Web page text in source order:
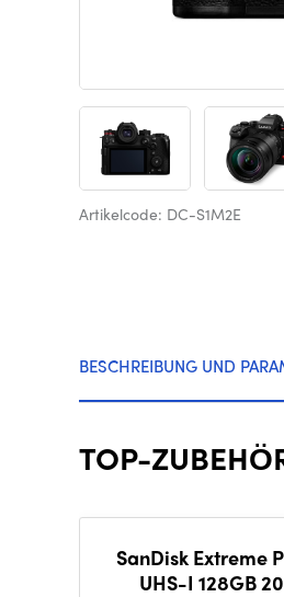
Artikelcode: DC-S1M2E
BESCHREIBUNG UND
TOP-
SanDisk Extreme
UHS-I 128GB